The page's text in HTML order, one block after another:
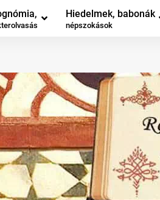
Hiedelmek, babonák
népszokások